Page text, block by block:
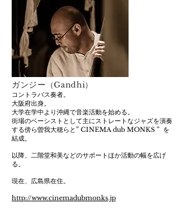
ガンジー （Gandhi）
コントラバス奏者。
大阪府出身。
大学在学中より沖縄で音楽活動を始める。
街場のベーシストとして主にストレートなジャズを演奏
する傍ら曽我大穂らと” CINEMA dub MONKS ” を
結成。
以降、 二階堂和美などのサポートほか活動の幅を広げ
る。
現在、広島県在住。
http://www.cinemadubmonks.jp